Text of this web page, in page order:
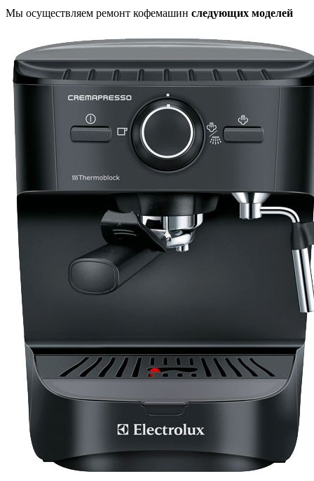
Мы осуществляем ремонт кофемашин следующих моделей